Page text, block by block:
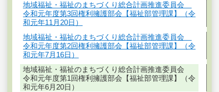
地域福祉・福祉のまちづくり総合計画推進委員会
令和元年度第3回権利擁護部会【福祉部管理課】（令
和元年11月20日）
地域福祉・福祉のまちづくり総合計画推進委員会
令和元年度第2回権利擁護部会【福祉部管理課】（令
和元年7月16日）
地域福祉・福祉のまちづくり総合計画推進委員会
令和元年度第1回権利擁護部会【福祉部管理課】（令
和元年6月20日）